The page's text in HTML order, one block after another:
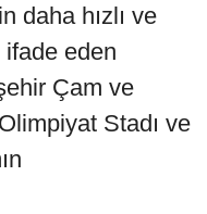
daha hızlı ve
eden
Çam ve
Stadı ve